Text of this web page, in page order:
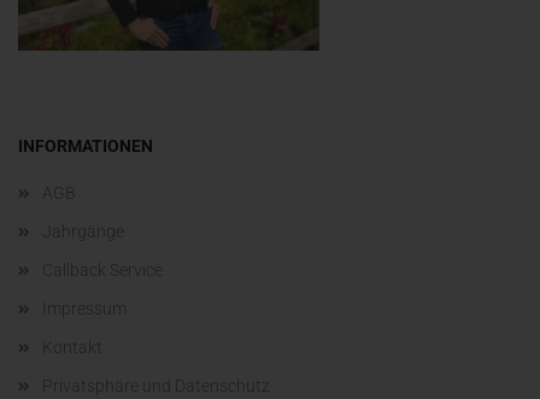
INFORMATIONEN
AGB
Jahrgänge
Callback Service
Impressum
Kontakt
Privatsphäre und Datenschutz